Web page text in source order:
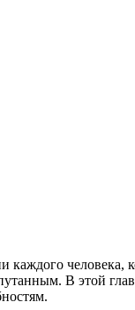
человека,
В этой